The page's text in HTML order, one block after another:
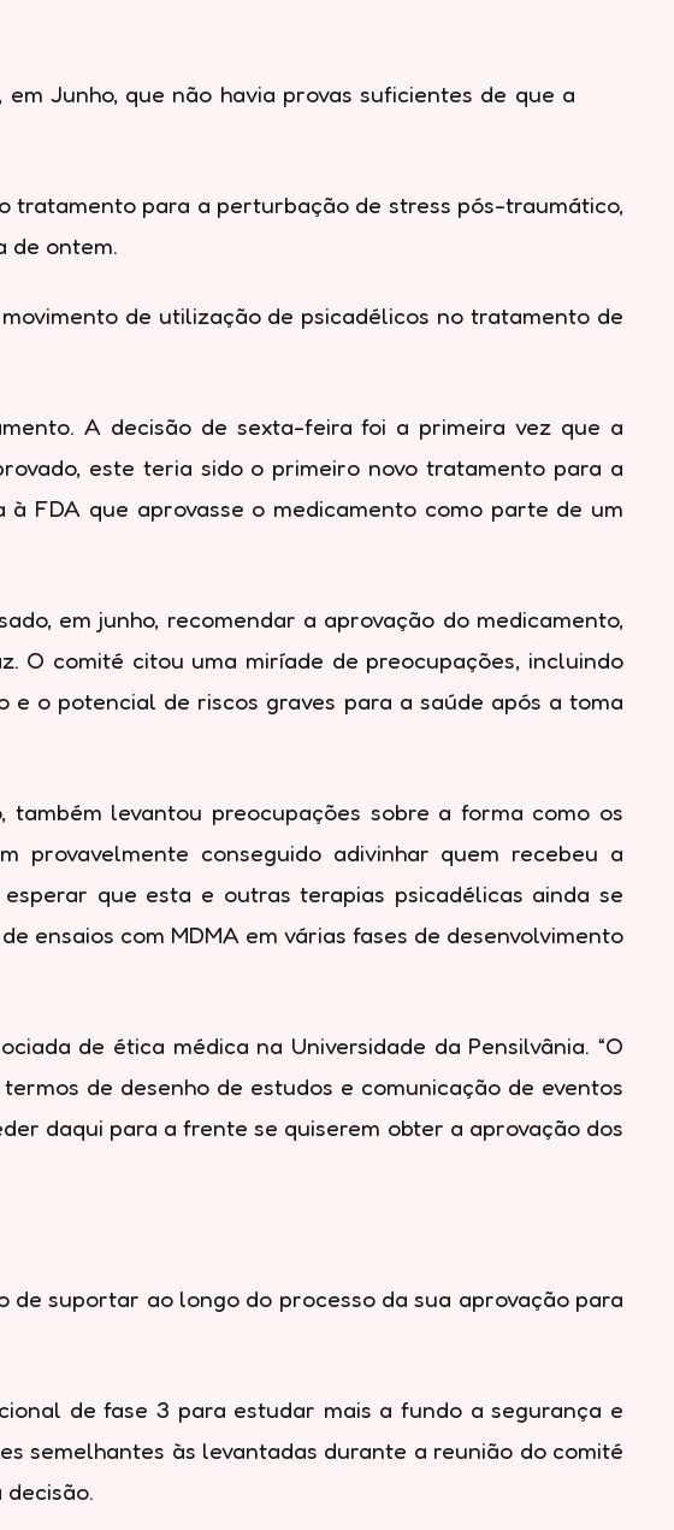
Junho, que não havia provas suficientes de que a
tratamento para a perturbação de stress pós-traumático,
de ontem.
de utilização de psicadélicos no tratamento de
A decisão de sexta-feira foi a primeira vez que a
este teria sido o primeiro novo tratamento para a
à FDA que aprovasse o medicamento como parte de um
em junho, recomendar a aprovação do medicamento,
O comité citou uma miríade de preocupações, incluindo
o potencial de riscos graves para a saúde após a toma
levantou preocupações sobre a forma como os
provavelmente conseguido adivinhar quem recebeu a
que esta e outras terapias psicadélicas ainda se
ensaios com MDMA em várias fases de desenvolvimento
de ética médica na Universidade da Pensilvânia. “O
de desenho de estudos e comunicação de eventos
daqui para a frente se quiserem obter a aprovação dos
suportar ao longo do processo da sua aprovação para
de fase 3 para estudar mais a fundo a segurança e
semelhantes às levantadas durante a reunião do comité